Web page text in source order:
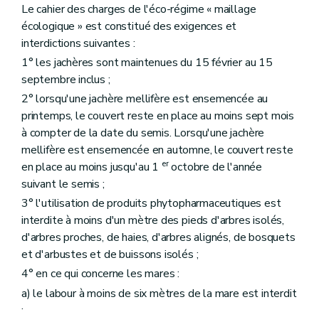
Le cahier des charges de l'éco-régime « maillage
écologique » est constitué des exigences et
interdictions suivantes :
1° les jachères sont maintenues du 15 février au 15
septembre inclus ;
2° lorsqu'une jachère mellifère est ensemencée au
printemps, le couvert reste en place au moins sept mois
à compter de la date du semis. Lorsqu'une jachère
mellifère est ensemencée en automne, le couvert reste
en place au moins jusqu'au 1 eroctobre de l'année
suivant le semis ;
3° l'utilisation de produits phytopharmaceutiques est
interdite à moins d'un mètre des pieds d'arbres isolés,
d'arbres proches, de haies, d'arbres alignés, de bosquets
et d'arbustes et de buissons isolés ;
4° en ce qui concerne les mares :
a) le labour à moins de six mètres de la mare est interdit